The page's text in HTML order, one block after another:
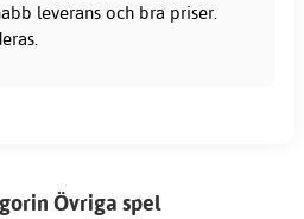
leverans och bra priser.
Övriga spel